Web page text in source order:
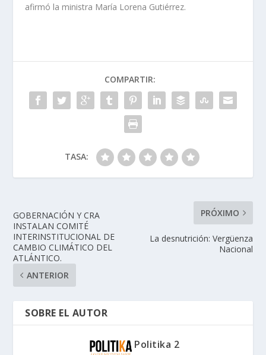
afirmó la ministra María Lorena Gutiérrez.
COMPARTIR:
TASA:
GOBERNACIÓN Y CRA
INSTALAN COMITÉ
INTERINSTITUCIONAL DE
CAMBIO CLIMÁTICO DEL
ATLÁNTICO.
ANTERIOR
PRÓXIMO
La desnutrición: Vergüenza
Nacional
SOBRE EL AUTOR
Politika 2